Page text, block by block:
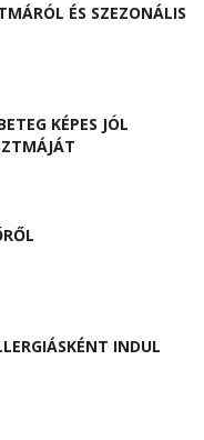
ÉS SZEZONÁLIS
KÉPES JÓL
INDUL